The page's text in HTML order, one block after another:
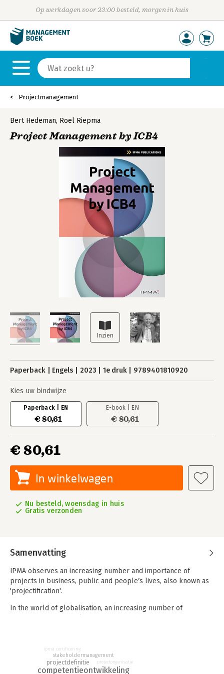
Op werkdagen voor 23:00 besteld, morgen in huis
Projectmanagement
Bert Hedeman, Roel Riepma
Project Management by ICB4
Paperback Engels 2023 1e druk 9789401810920
Kies uw bindwijze
Paperback | EN
€ 80,61
E-book | EN
€ 80,61
€ 80,61
In winkelwagen
Nu besteld, woensdag in huis
Gratis verzonden
Samenvatting
IPMA observes an increasing number and importance of
projects in business, public and people’s lives, also known as
'projectification'.
In the world of globalisation, an increasing number of
artificial intelligence. Projects drive the development of new
products and services, expansions, new capabilities,
implementation of new strategies and new generations of
competentieontwikkeling
projectdefinitie
stakeholdermanagement
projectorganisatie
ipma certificering